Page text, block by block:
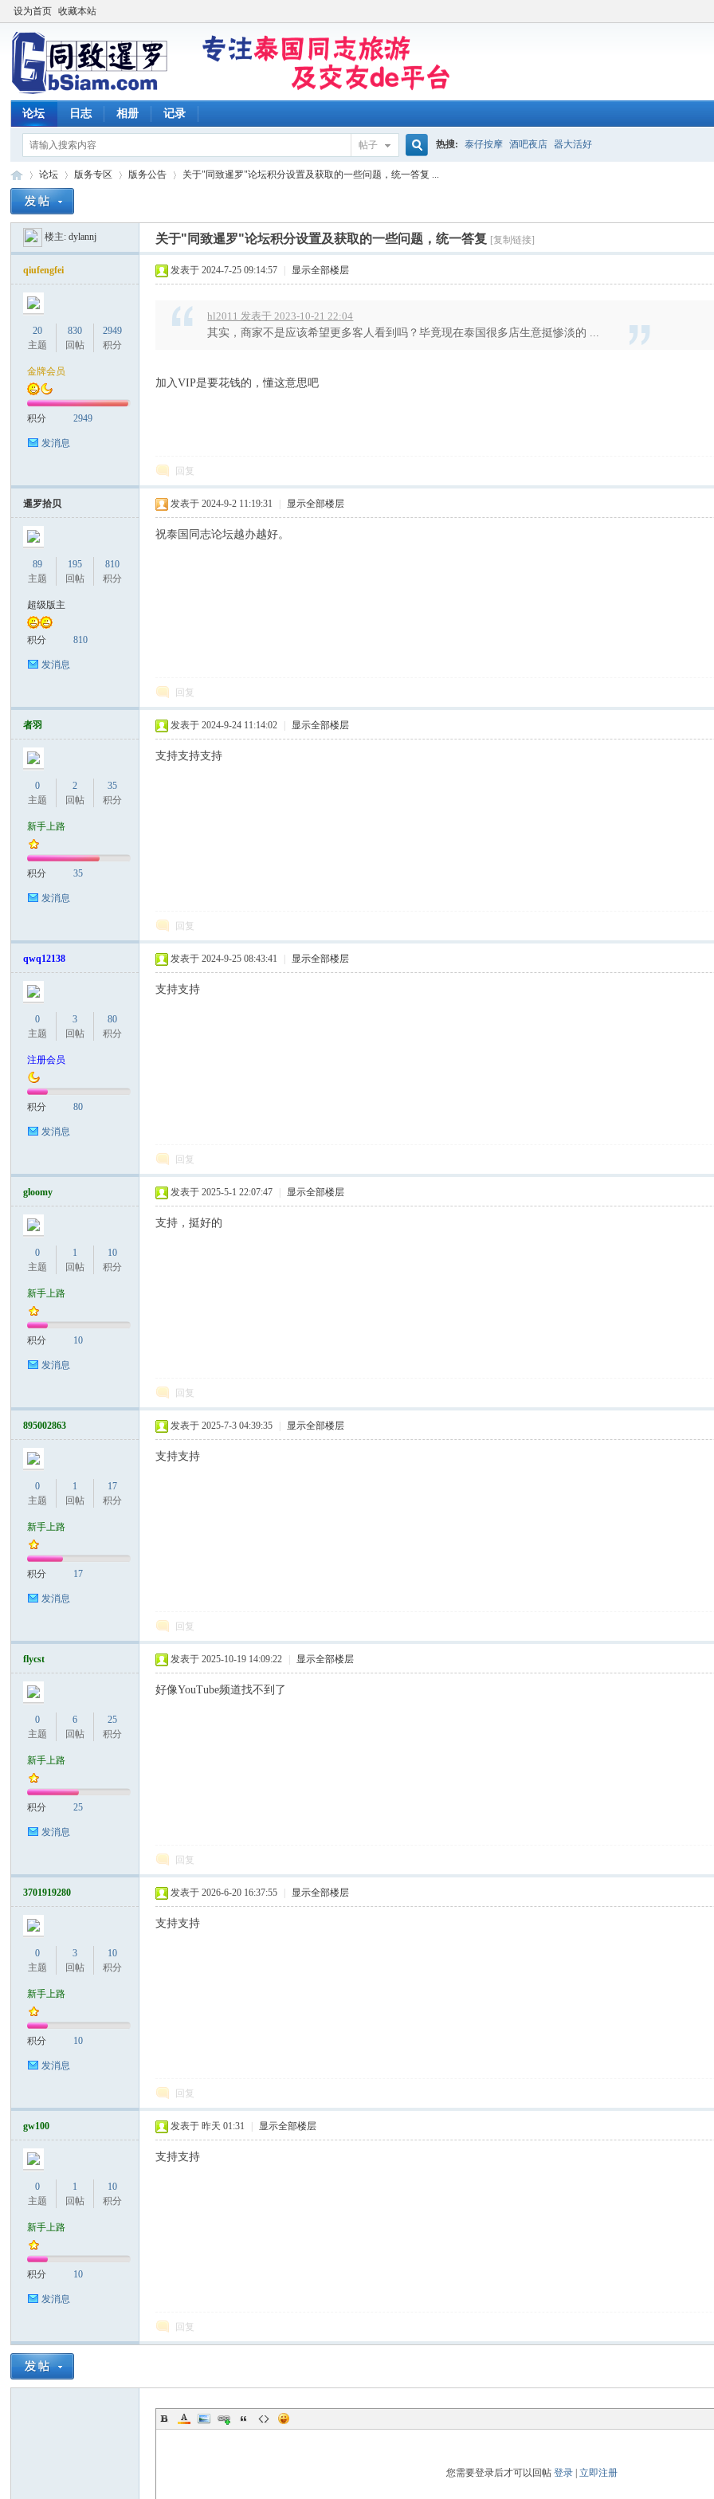
设为首页 收藏本站
论坛 日志 相册 记录
帖子
搜
索
热搜: 泰仔按摩 酒吧夜店 器大活好
»
论坛
›
版务专区 版务公告
›
关于"同致暹罗"论坛积分设置及获取的一些问题，统一答复 ...
楼主:dylannj 关于"同致暹罗"论坛积分设置及获取的一些问题，统一答复 [复制链接]
qiufengfei
20
主题
830
回帖
2949
积分
金牌会员
积分 2949
发消息
发表于 2024-7-25 09:14:57 显示全部楼层
hl2011 发表于 2023-10-21 22:04
其实，商家不是应该希望更多客人看到吗？毕竟现在泰国很多店生意挺惨淡的 ...
加入VIP是要花钱的，懂这意思吧
回复
暹罗拾贝
89
主题
195
回帖
810
积分
超级版主
积分 810
发消息
发表于 2024-9-2 11:19:31 显示全部楼层
祝泰国同志论坛越办越好。
回复
者羽
0
主题
2
回帖
35
积分
新手上路
积分 35
发消息
发表于 2024-9-24 11:14:02 显示全部楼层
支持支持支持
回复
qwq12138
0
主题
3
回帖
80
积分
注册会员
积分 80
发消息
发表于 2024-9-25 08:43:41 显示全部楼层
支持支持
回复
gloomy
0
主题
1
回帖
10
积分
新手上路
积分 10
发消息
发表于 2025-5-1 22:07:47 显示全部楼层
支持，挺好的
回复
895002863
0
主题
1
回帖
17
积分
新手上路
积分 17
发消息
发表于 2025-7-3 04:39:35 显示全部楼层
支持支持
回复
flycst
0
主题
6
回帖
25
积分
新手上路
积分 25
发消息
发表于 2025-10-19 14:09:22 显示全部楼层
好像YouTube频道找不到了
回复
3701919280
0
主题
3
回帖
10
积分
新手上路
积分 10
发消息
发表于 2026-6-20 16:37:55 显示全部楼层
支持支持
回复
gw100
0
主题
1
回帖
10
积分
新手上路
积分 10
发消息
发表于 昨天 01:31 显示全部楼层
支持支持
回复
您需要登录后才可以回帖 登录| 立即注册